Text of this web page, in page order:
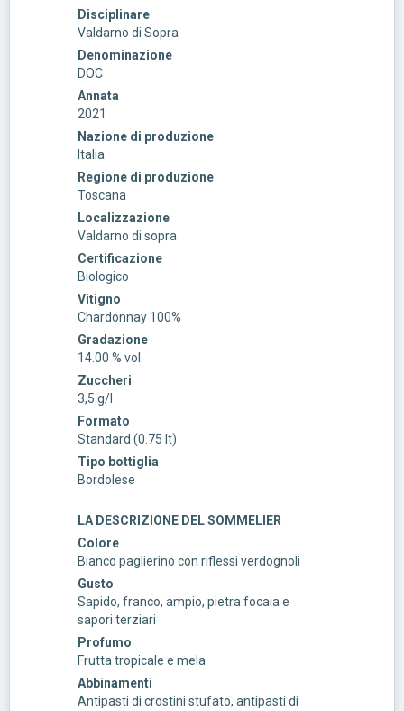
Disciplinare
Valdarno di Sopra
Denominazione
DOC
Annata
2021
Nazione di produzione
Italia
Regione di produzione
Toscana
Localizzazione
Valdarno di sopra
Certificazione
Biologico
Vitigno
Chardonnay 100%
Gradazione
14.00 % vol.
Zuccheri
3,5 g/l
Formato
Standard (0.75 lt)
Tipo bottiglia
Bordolese
LA DESCRIZIONE DEL SOMMELIER
Colore
Bianco paglierino con riflessi verdognoli
Gusto
Sapido, franco, ampio, pietra focaia e
sapori terziari
Profumo
Frutta tropicale e mela
Abbinamenti
Antipasti di crostini stufato, antipasti di